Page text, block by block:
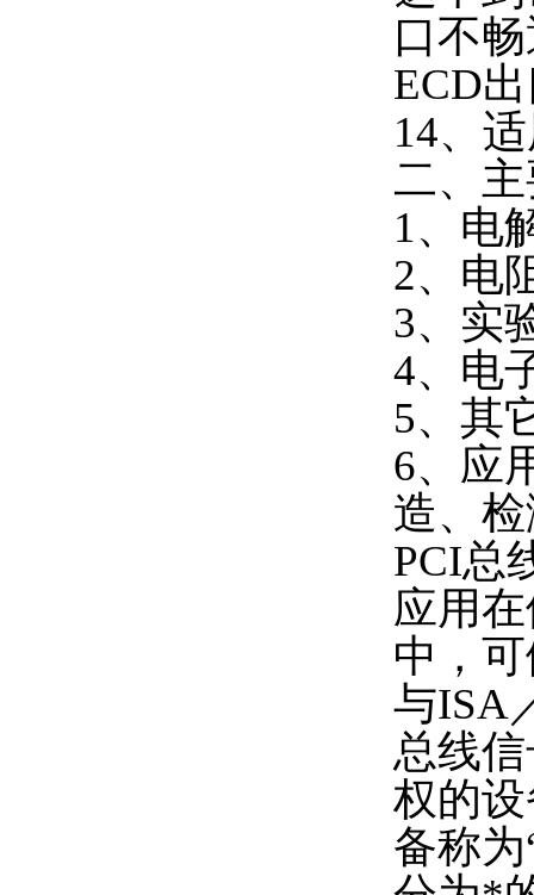
口不
ECD
14、
二、
1、电
2、电
3、实
4、电
5、其
6、应
造、
PCI总
应用
中，
与ISA
总线
权的
备称